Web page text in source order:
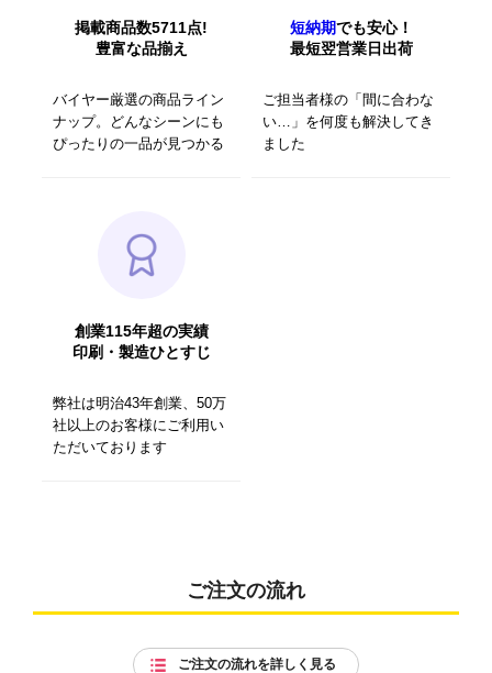
掲載商品数5711点!
豊富な品揃え
バイヤー厳選の商品ライン
ナップ。どんなシーンにも
ぴったりの一品が見つかる
短納期でも安心！
最短翌営業日出荷
ご担当者様の「間に合わな
い…」を何度も解決してき
ました
創業115年超の実績
印刷・製造ひとすじ
弊社は明治43年創業、50万
社以上のお客様にご利用い
ただいております
ご注文の流れ
ご注文の流れを詳しく見る